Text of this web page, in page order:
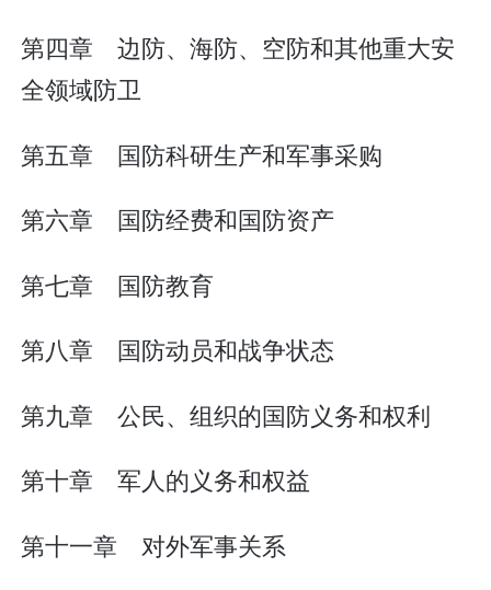
第四章 边防、海防、空防和其他重大安
全领域防卫
第五章 国防科研生产和军事采购
第六章 国防经费和国防资产
第七章 国防教育
第八章 国防动员和战争状态
第九章 公民、组织的国防义务和权利
第十章 军人的义务和权益
第十一章 对外军事关系